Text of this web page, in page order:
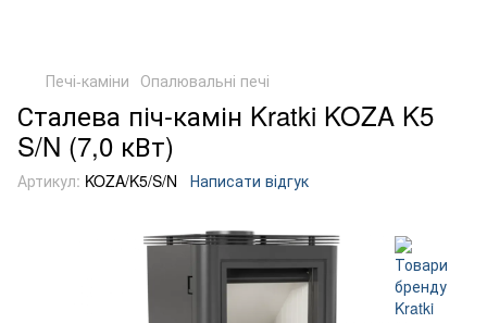
Печі-каміни Опалювальні печі
Сталева піч-камін Kratki KOZA K5
S/N (7,0 кВт)
Артикул: KOZA/K5/S/N Написати відгук